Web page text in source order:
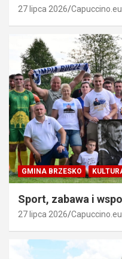
27 lipca 2026 Capuccino.eu
GMINA BRZESKO
Sport, zabawa i
27 lipca 2026 Capuccino.eu